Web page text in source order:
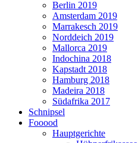
Berlin 2019
Amsterdam 2019
Marrakesch 2019
Norddeich 2019
Mallorca 2019
Indochina 2018
Kapstadt 2018
Hamburg 2018
Madeira 2018
Südafrika 2017
Schnipsel
Fooood
Hauptgerichte